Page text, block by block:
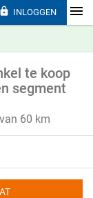
te koop
segment
60 km
 INLOGGEN